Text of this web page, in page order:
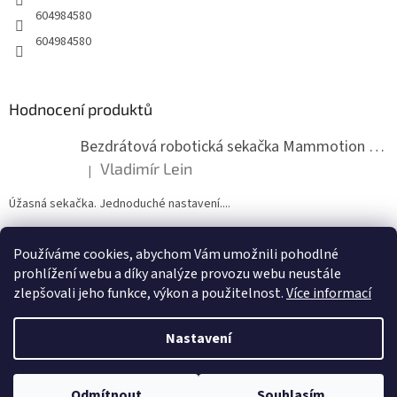
Používáme cookies, abychom Vám umožnili pohodlné
prohlížení webu a díky analýze provozu webu neustále
zlepšovali jeho funkce, výkon a použitelnost.Více informací
Nastavení
604984580
604984580
Hodnocení produktů
Bezdrátová robotická sekačka Mammotion LUBA mini 2 1500
Hodnocení produktu je 5 z 5 hvězdiček.
| Vladimír Lein
Úžasná sekačka. Jednoduché nastavení....
ZDE NÁM MŮŽETE VLOŽIT HODNOCENÍ
Vytvořil Shoptet